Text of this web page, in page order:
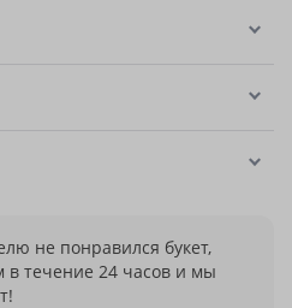
не понравился букет,
в течение 24 часов и мы